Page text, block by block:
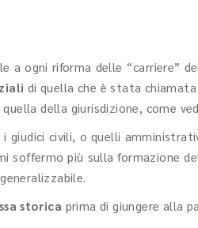
a ogni riforma delle “carriere”
di quella che è stata chiamata
della giurisdizione, come
giudici civili, o quelli
soffermo più sulla formazione
storica prima di giungere alla